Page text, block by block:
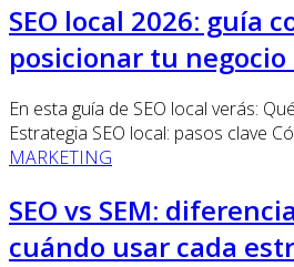
SEO local 2026: guía
posicionar tu negocio
En esta guía de SEO local verás:
Estrategia SEO local: pasos clave
MARKETING
SEO vs SEM:
cuándo usar cada